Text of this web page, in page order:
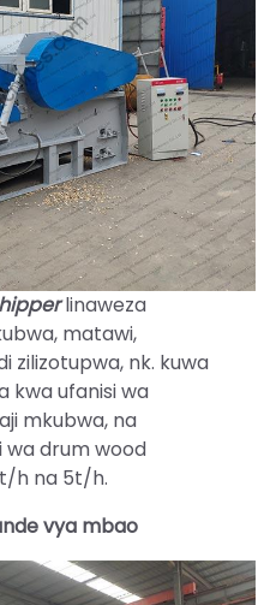
linaweza
matawi,
zilizotupwa, nk. kuwa
kwa ufanisi wa
mkubwa, na
wa drum wood
h na 5t/h.
vya mbao